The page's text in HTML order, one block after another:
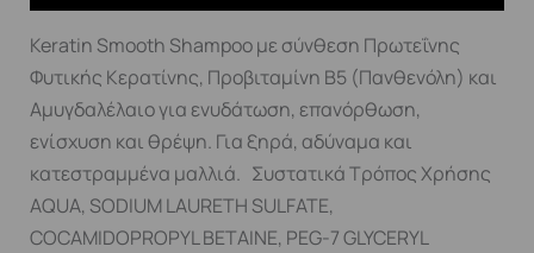
Keratin Smooth Shampoo με σύνθεση Πρωτεΐνης
Φυτικής Κερατίνης, Προβιταμίνη Β5 (Πανθενόλη) και
Αμυγδαλέλαιο για ενυδάτωση, επανόρθωση,
ενίσχυση και θρέψη. Για ξηρά, αδύναμα και
κατεστραμμένα μαλλιά. Συστατικά Τρόπος Χρήσης
AQUA, SODIUM LAURETH SULFATE,
COCAMIDOPROPYL BETAINE, PEG-7 GLYCERYL